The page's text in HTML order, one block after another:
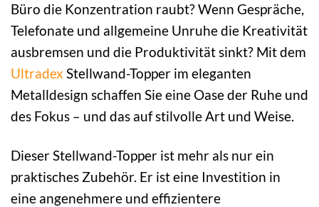
Büro die Konzentration raubt? Wenn Gespräche,
Telefonate und allgemeine Unruhe die Kreativität
ausbremsen und die Produktivität sinkt? Mit dem
Ultradex Stellwand-Topper im eleganten
Metalldesign schaffen Sie eine Oase der Ruhe und
des Fokus – und das auf stilvolle Art und Weise.
Dieser Stellwand-Topper ist mehr als nur ein
praktisches Zubehör. Er ist eine Investition in
eine angenehmere und effizientere